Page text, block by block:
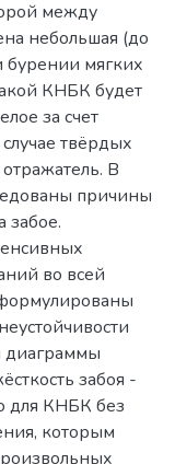
между
небольшая (до
бурении мягких
КНБК будет
за счет
твёрдых
В
причины
забое.
во всей
диаграммы
забоя -
для КНБК без
которым